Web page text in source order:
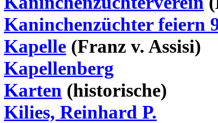
Kaninchenzüchter feiern
Kapelle (Franz v. Assisi)
Kapellenberg
Karten (historische)
Kilies, Reinhard P.